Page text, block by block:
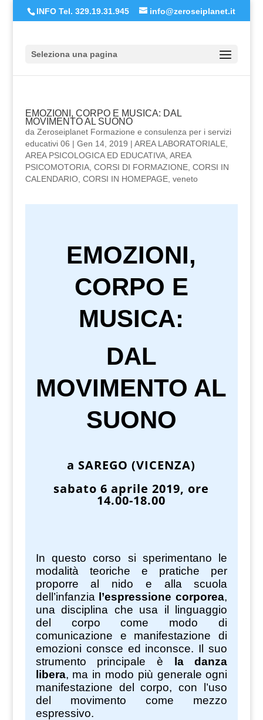
INFO Tel. 329.19.31.945 info@zeroseiplanet.it
Seleziona una pagina
EMOZIONI, CORPO E MUSICA: DAL
MOVIMENTO AL SUONO
da Zeroseiplanet Formazione e consulenza per i servizi
educativi 06 | Gen 14, 2019 | AREA LABORATORIALE,
AREA PSICOLOGICA ED EDUCATIVA, AREA
PSICOMOTORIA, CORSI DI FORMAZIONE, CORSI IN
CALENDARIO, CORSI IN HOMEPAGE, veneto
EMOZIONI,
CORPO E
MUSICA:
DAL
MOVIMENTO AL
SUONO
a SAREGO (VICENZA)
sabato 6 aprile 2019, ore
14.00-18.00
In questo corso si sperimentano le
modalità teoriche e pratiche per
proporre al nido e alla scuola
dell’infanzia
l’espressione corporea,
una disciplina che usa il linguaggio
del corpo come modo di
comunicazione e manifestazione di
emozioni consce ed inconsce. Il suo
strumento principale è
la danza
libera, ma in modo più generale ogni
manifestazione del corpo, con l’uso
del movimento come mezzo
espressivo.